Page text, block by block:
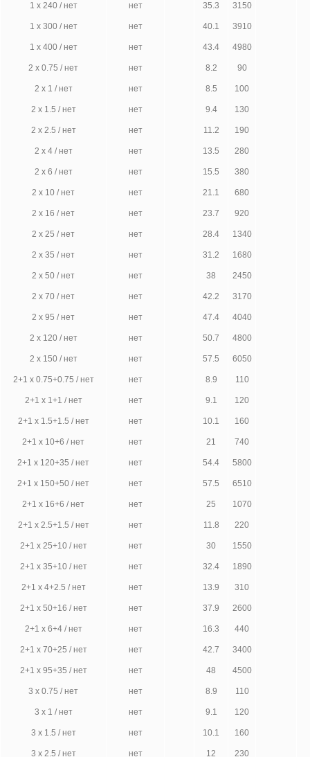
1 х 240 / нет нет 35.3 3150
1 х 300 / нет нет 40.1 3910
1 х 400 / нет нет 43.4 4980
2 х 0.75 / нет нет 8.2 90
2 х 1 / нет нет 8.5 100
2 х 1.5 / нет нет 9.4 130
2 х 2.5 / нет нет 11.2 190
2 х 4 / нет нет 13.5 280
2 х 6 / нет нет 15.5 380
2 х 10 / нет нет 21.1 680
2 х 16 / нет нет 23.7 920
2 х 25 / нет нет 28.4 1340
2 х 35 / нет нет 31.2 1680
2 х 50 / нет нет 38 2450
2 х 70 / нет нет 42.2 3170
2 х 95 / нет нет 47.4 4040
2 х 120 / нет нет 50.7 4800
2 х 150 / нет нет 57.5 6050
2+1 х 0.75+0.75 / нет нет 8.9 110
2+1 х 1+1 / нет нет 9.1 120
2+1 х 1.5+1.5 / нет нет 10.1 160
2+1 х 10+6 / нет нет 21 740
2+1 х 120+35 / нет нет 54.4 5800
2+1 х 150+50 / нет нет 57.5 6510
2+1 х 16+6 / нет нет 25 1070
2+1 х 2.5+1.5 / нет нет 11.8 220
2+1 х 25+10 / нет нет 30 1550
2+1 х 35+10 / нет нет 32.4 1890
2+1 х 4+2.5 / нет нет 13.9 310
2+1 х 50+16 / нет нет 37.9 2600
2+1 х 6+4 / нет нет 16.3 440
2+1 х 70+25 / нет нет 42.7 3400
2+1 х 95+35 / нет нет 48 4500
3 х 0.75 / нет нет 8.9 110
3 х 1 / нет нет 9.1 120
3 х 1.5 / нет нет 10.1 160
3 х 2.5 / нет нет 12 230